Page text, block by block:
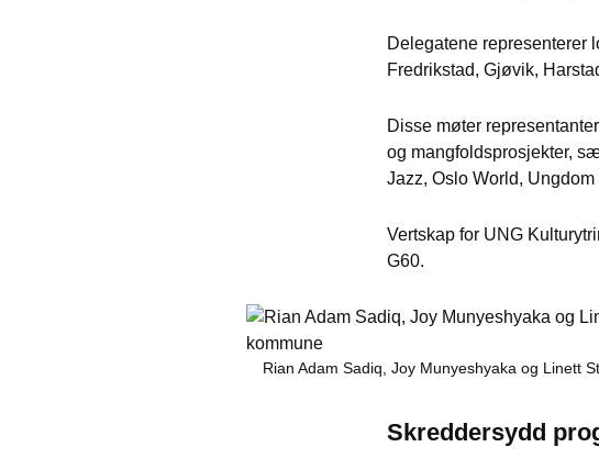
Delegatene representerer
Fredrikstad, Gjøvik,
Disse møter
og mangfoldsprosjekter,
Jazz, Oslo World,
Vertskap for UNG
G60.
Rian Adam Sadiq, Joy Munyeshyaka og Linett
Skreddersydd